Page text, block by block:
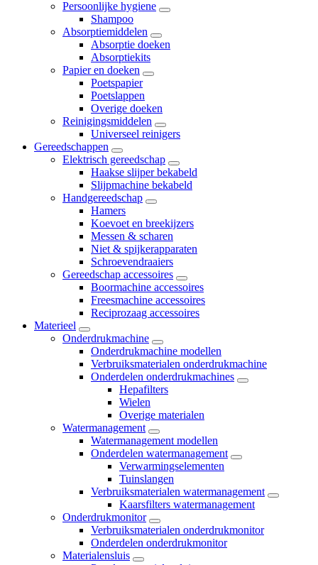
Persoonlijke hygiene
Shampoo
Absorptiemiddelen
Absorptie doeken
Absorptiekits
Papier en doeken
Poetspapier
Poetslappen
Overige doeken
Reinigingsmiddelen
Universeel reinigers
Gereedschappen
Elektrisch gereedschap
Haakse slijper bekabeld
Slijpmachine bekabeld
Handgereedschap
Hamers
Koevoet en breekijzers
Messen & scharen
Niet & spijkerapparaten
Schroevendraaiers
Gereedschap accessoires
Boormachine accessoires
Freesmachine accessoires
Reciprozaag accessoires
Materieel
Onderdrukmachine
Onderdrukmachine modellen
Verbruiksmaterialen onderdrukmachine
Onderdelen onderdrukmachines
Hepafilters
Wielen
Overige materialen
Watermanagement
Watermanagement modellen
Onderdelen watermanagement
Verwarmingselementen
Tuinslangen
Verbruiksmaterialen watermanagement
Kaarsfilters watermanagement
Onderdrukmonitor
Verbruiksmaterialen onderdrukmonitor
Onderdelen onderdrukmonitor
Materialensluis